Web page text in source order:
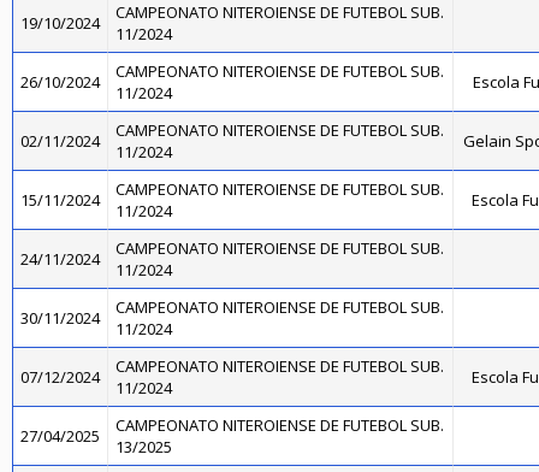
19/10/2024
CAMPEONATO NITEROIENSE DE FUTEBOL SUB.
11/2024
26/10/2024
CAMPEONATO NITEROIENSE DE FUTEBOL SUB.
11/2024
Escola
02/11/2024
CAMPEONATO NITEROIENSE DE FUTEBOL SUB.
11/2024
Gelain
15/11/2024
CAMPEONATO NITEROIENSE DE FUTEBOL SUB.
11/2024
Escola
24/11/2024
CAMPEONATO NITEROIENSE DE FUTEBOL SUB.
11/2024
30/11/2024
CAMPEONATO NITEROIENSE DE FUTEBOL SUB.
11/2024
07/12/2024
CAMPEONATO NITEROIENSE DE FUTEBOL SUB.
11/2024
Escola
27/04/2025
CAMPEONATO NITEROIENSE DE FUTEBOL SUB.
13/2025